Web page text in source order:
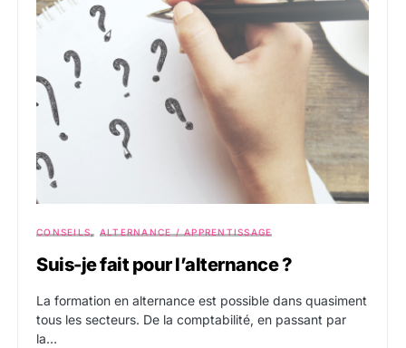
CONSEILS ALTERNANCE / APPRENTISSAGE
Suis-je fait pour l’alternance ?
La formation en alternance est possible dans quasiment
tous les secteurs. De la comptabilité, en passant par
la…